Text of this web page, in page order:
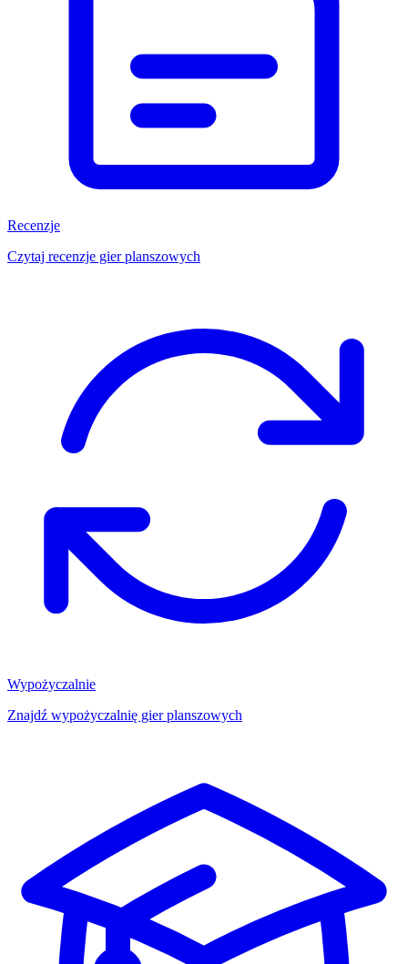
Recenzje
Czytaj recenzje gier planszowych
Wypożyczalnie
Znajdź wypożyczalnię gier planszowych